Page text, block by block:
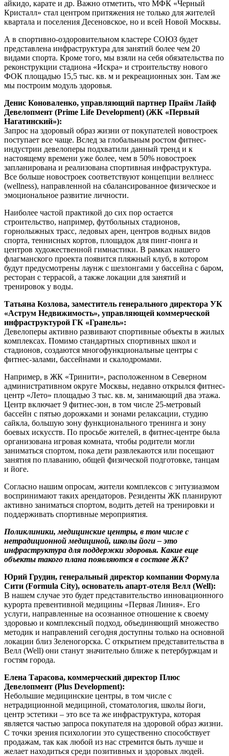
айкидо, карате и др. Важно отметить, что МФК «Черный
Кристалл» стал центром притяжения не только для жителей
квартала и поселения Десеновское, но и всей Новой Москвы.
А в спортивно-оздоровительном кластере СОЮЗ будет
представлена инфраструктура для занятий более чем 20
видами спорта. Кроме того, мы взяли на себя обязательства по
реконструкции стадиона «Искра» и строительству нового
ФОК площадью 15,5 тыс. кв. м и рекреационных зон. Там же
мы построим модуль здоровья.
Денис Коноваленко, управляющий партнер Прайм Лайф
Девелопмент (Prime Life Development) (ЖК «Первый
Нагатинский»):
Запрос на здоровый образ жизни от покупателей новостроек
поступает все чаще. Вслед за глобальным ростом фитнес-
индустрии девелоперы подхватили данный тренд и к
настоящему времени уже более, чем в 50% новостроек
запланирована и реализована спортивная инфраструктура.
Все больше новостроек соответствуют концепции веллнесс
(wellness), направленной на сбалансированное физическое и
эмоциональное развитие личности.
Наиболее частой практикой до сих пор остается
строительство, например, футбольных стадионов,
горнолыжных трасс, ледовых арен, центров водных видов
спорта, теннисных кортов, площадок для пинг-понга и
центров художественной гимнастики. В рамках нашего
флагманского проекта появится пляжный клуб, в котором
будут предусмотрены лаунж с шезлонгами у бассейна с баром,
ресторан с террасой, а также локации для занятий и
тренировок у воды.
Татьяна Козлова, заместитель генерального директора УК
«Аструм Недвижимость», управляющей коммерческой
инфраструктурой ГК «Гранель»:
Девелоперы активно развивают спортивные объекты в жилых
комплексах. Помимо стандартных спортивных школ и
стадионов, создаются многофункциональные центры с
фитнес-залами, бассейнами и скалодромами.
Например, в ЖК «Тринити», расположенном в Северном
административном округе Москвы, недавно открылся фитнес-
центр «Лето» площадью 3 тыс. кв. м, занимающий два этажа.
Центр включает 9 фитнес-зон, в том числе 25-метровый
бассейн с пятью дорожками и зонами релаксации, студию
сайкла, большую зону функционального тренинга и зону
боевых искусств. По просьбе жителей, в фитнес-центре была
организована игровая комната, чтобы родители могли
заниматься спортом, пока дети развлекаются или посещают
занятия по плаванию, общей физической подготовке, танцам
и йоге.
Согласно нашим опросам, жители комплексов с энтузиазмом
воспринимают таких арендаторов. Резиденты ЖК планируют
активно заниматься спортом, водить детей на тренировки и
поддерживать спортивные мероприятия.
Поликлиники, медицинские центры, в том числе с
нетрадиционной медициной, школы йоги – это
инфраструктура для поддержки здоровья. Какие еще
объекты такого плана появляются в составе ЖК?
Юрий Грудин, генеральный директор компании Формула
Сити (Formula City), основатель апарт-отеля Велл (Well):
В нашем случае это будет представительство инновационного
курорта превентивной медицины «Первая Линия». Его
услуги, направленные на осознанное отношение к своему
здоровью и комплексный подход, объединяющий множество
методик и направлений сегодня доступны только на основной
локации близ Зеленогорска. С открытием представительства в
Велл (Well) они станут значительно ближе к петербуржцам и
гостям города.
Елена Тарасова, коммерческий директор Плюс
Девелопмент (Plus Development):
Небольшие медицинские центры, в том числе с
нетрадиционной медициной, стоматология, школы йоги,
центр эстетики – это все та же инфраструктура, которая
является частью запроса покупателя на здоровой образ жизни.
С точки зрения психологии это существенно способствует
продажам, так как любой из нас стремится быть лучше и
желает находиться среди позитивных и здоровых людей.